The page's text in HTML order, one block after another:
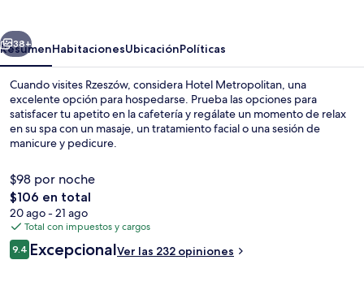
Siguiente
38+
ResumenHabitacionesUbicaciónPolíticas
Cuando visites Rzeszów, considera Hotel Metropolitan, una
excelente opción para hospedarse. Prueba las opciones para
satisfacer tu apetito en la cafetería y regálate un momento de relax
en su spa con un masaje, un tratamiento facial o una sesión de
manicure y pedicure.
$98 por noche
El
precio
total
es
de
$106 en total
20 ago - 21 ago
Total con impuestos y cargos
Opiniones
9.49.4 de 10,
ExcepcionalVer las 232 opiniones